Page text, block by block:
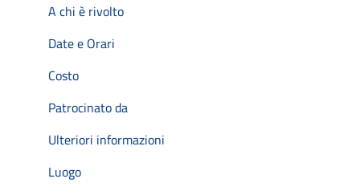
A chi è rivolto
Date e Orari
Costo
Patrocinato da
Ulteriori informazioni
Luogo